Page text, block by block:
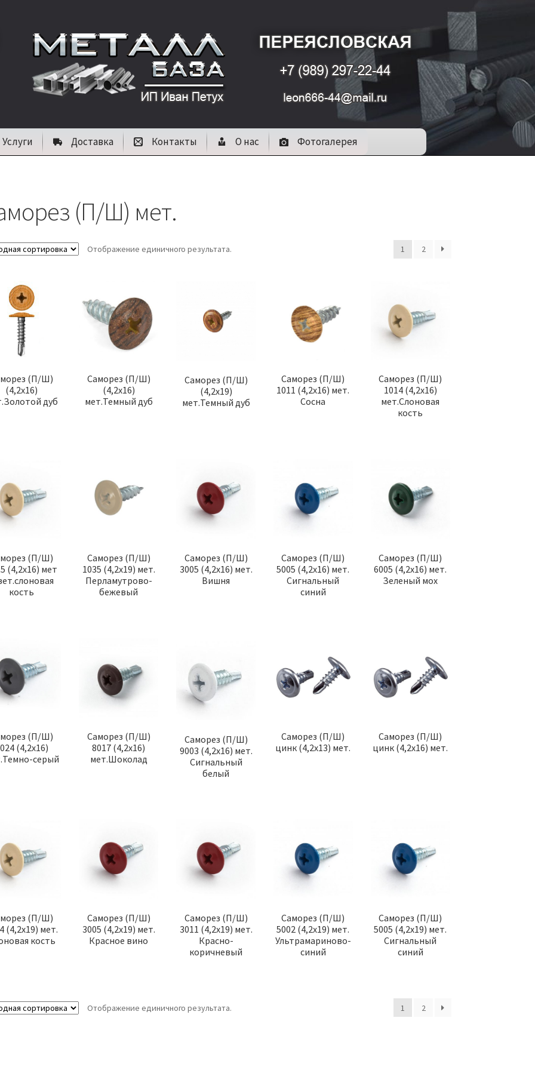
Услуги Доставка Контакты О нас Фотогалерея
(П/Ш) мет.
Отображение единичного результата. 1 2
(П/Ш)
(4,2х16)
дуб
Саморез (П/Ш)
(4,2х16)
мет.Темный дуб
Саморез (П/Ш)
(4,2х19)
мет.Темный дуб
Саморез (П/Ш)
1011 (4,2х16) мет.
Сосна
Саморез (П/Ш)
1014 (4,2х16)
мет.Слоновая
кость
(П/Ш)
(4,2х16) мет
кость
Саморез (П/Ш)
1035 (4,2х19) мет.
Перламутрово-
бежевый
Саморез (П/Ш)
3005 (4,2х16) мет.
Вишня
Саморез (П/Ш)
5005 (4,2х16) мет.
Сигнальный
синий
Саморез (П/Ш)
6005 (4,2х16) мет.
Зеленый мох
(П/Ш)
(4,2х16)
серый
Саморез (П/Ш)
8017 (4,2х16)
мет.Шоколад
Саморез (П/Ш)
9003 (4,2х16) мет.
Сигнальный
белый
Саморез (П/Ш)
цинк (4,2х13) мет.
Саморез (П/Ш)
цинк (4,2х16) мет.
(П/Ш)
(4,2х19) мет.
кость
Саморез (П/Ш)
3005 (4,2х19) мет.
Красное вино
Саморез (П/Ш)
3011 (4,2х19) мет.
Красно-
коричневый
Саморез (П/Ш)
5002 (4,2х19) мет.
Ультрамариново-
синий
Саморез (П/Ш)
5005 (4,2х19) мет.
Сигнальный
синий
Отображение единичного результата. 1 2
ТОВАР ДНЯ
Уровень Магнитный
ТОВАР ДНЯ
Отливная (разв. 28 См)
ТОВАР ДНЯ
Грунт-Эмаль РАСКРАС